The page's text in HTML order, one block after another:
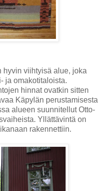
hyvin viihtyisä alue, joka
ja omakotitaloista.
hinnat ovatkin sitten
Käpylän perustamisesta
alueen suunnitellut Otto-
Yllättävintä on
rakennettiin.